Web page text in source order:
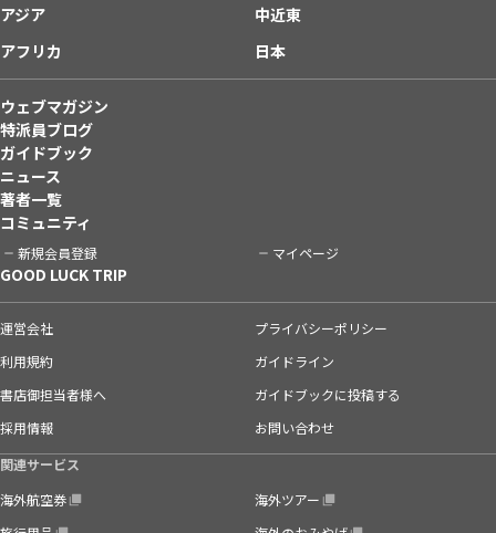
アジア
中近東
アフリカ
日本
ウェブマガジン
特派員ブログ
ガイドブック
ニュース
著者一覧
コミュニティ
新規会員登録 マイページ
GOOD LUCK TRIP
運営会社
プライバシーポリシー
利用規約
ガイドライン
書店御担当者様へ
ガイドブックに投稿する
採用情報
お問い合わせ
関連サービス
海外航空券
海外ツアー